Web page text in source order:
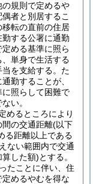
規則で定めるや
者と別居するこ
転の直前の住居
する公署に通勤
める基準に照ら
単身で生活する
を支給する。 た
勤することが、
照らして困難で
い。
めるところにより
の交通距離(以下
る距離以上である
ない範囲内で交通
した額)とする。
たことに伴い、住
めるやむを得な